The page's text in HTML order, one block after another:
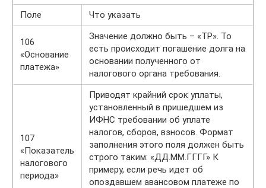
Поле
Что указать
106
«Основание
платежа»
Значение должно быть – «ТР». То
есть происходит погашение долга на
основании полученного от
налогового органа требования.
107
«Показатель
налогового
периода»
Приводят крайний срок уплаты,
установленный в пришедшем из
ИФНС требовании об уплате
налогов, сборов, взносов. Формат
заполнения этого поля должен быть
строго таким: «ДД.ММ.ГГГГ» К
примеру, если речь идет об
опоздавшем авансовом платеже по